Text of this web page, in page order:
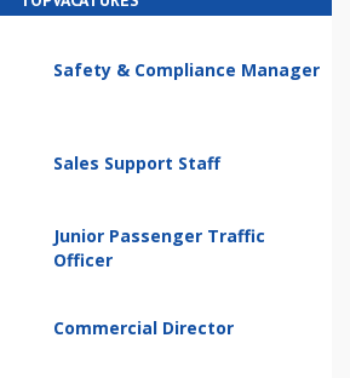
Safety & Compliance Manager
Sales Support Staff
Junior Passenger Traffic
Officer
Commercial Director